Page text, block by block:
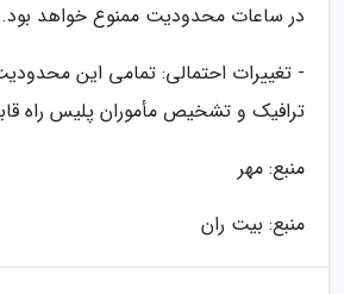
در ساعات محدودیت ممنوع خواهد بود.
- تغییرات احتمالی: تمامی این
ترافیک و تشخیص مأموران پلیس راه
منبع: مهر
منبع: بیت ران